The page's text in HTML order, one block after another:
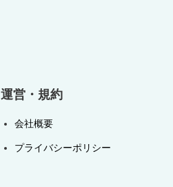
運営・規約
会社概要
プライバシーポリシー